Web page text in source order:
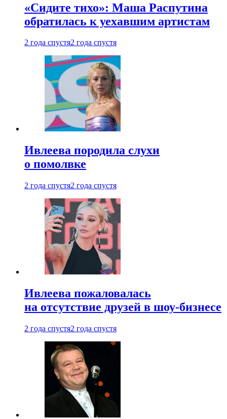
«Сидите тихо»: Маша Распутина
обратилась к уехавшим артистам
2 года спустя2 года спустя
Ивлеева породила слухи
о помолвке
2 года спустя2 года спустя
Ивлеева пожаловалась
на отсутствие друзей в шоу-бизнесе
2 года спустя2 года спустя